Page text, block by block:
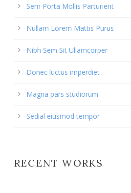
Sem Porta Mollis Parturient
Nullam Lorem Mattis Purus
Nibh Sem Sit Ullamcorper
Donec luctus imperdiet
Magna pars studiorum
Sedial eiusmod tempor
RECENT WORKS